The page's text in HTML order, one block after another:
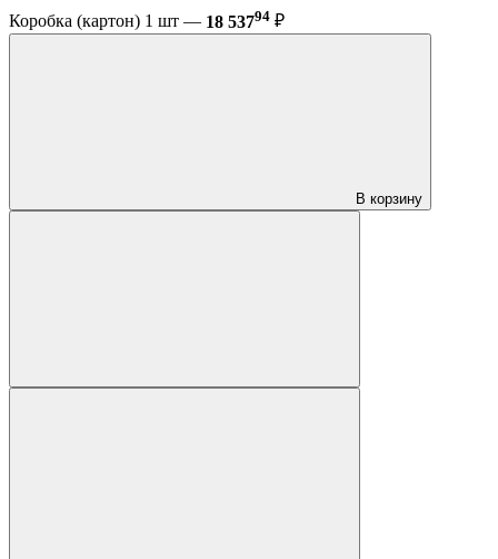
Коробка (картон) 1 шт — 18 53794 ₽
В корзину